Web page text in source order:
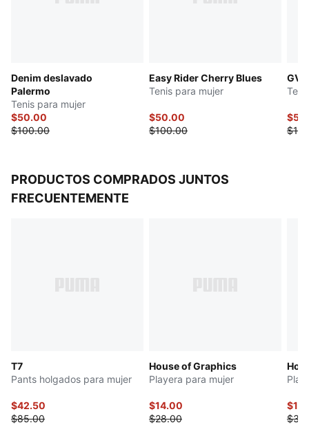
Denim deslavado
Palermo
Tenis para mujer
$50.00
$100.00
Easy Rider Cherry Blues
Tenis para mujer
$50.00
$100.00
GV
PRODUCTOS COMPRADOS JUNTOS
FRECUENTEMENTE
T7
Pants holgados para mujer
$42.50
$85.00
House of Graphics
Playera para mujer
$14.00
$28.00